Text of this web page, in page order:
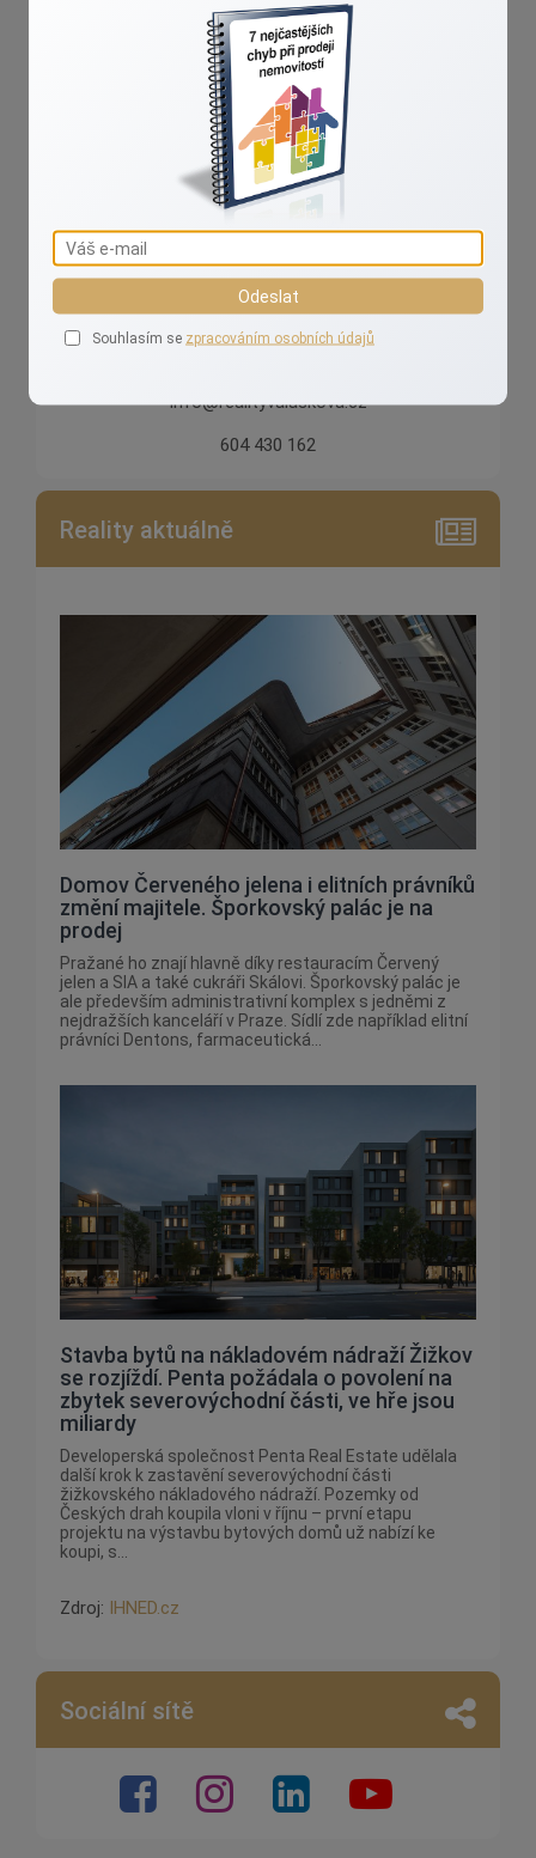
Ivana Valášková
Realizuji vaše sny o domově!
info@realityvalaskova.cz
604 430 162
Reality aktuálně
Domov Červeného jelena i elitních právníků
změní majitele. Šporkovský palác je na
prodej
Pražané ho znají hlavně díky restauracím Červený
jelen a SIA a také cukráři Skálovi. Šporkovský palác je
ale především administrativní komplex s jedněmi z
nejdražších kanceláří v Praze. Sídlí zde například elitní
právníci Dentons, farmaceutická...
Stavba bytů na nákladovém nádraží Žižkov
se rozjíždí. Penta požádala o povolení na
zbytek severovýchodní části, ve hře jsou
miliardy
Developerská společnost Penta Real Estate udělala
další krok k zastavění severovýchodní části
žižkovského nákladového nádraží. Pozemky od
Českých drah koupila vloni v říjnu – první etapu
projektu na výstavbu bytových domů už nabízí ke
koupi, s...
Zdroj: IHNED.cz
Sociální sítě
Odeslat
Souhlasím se zpracováním osobních údajů